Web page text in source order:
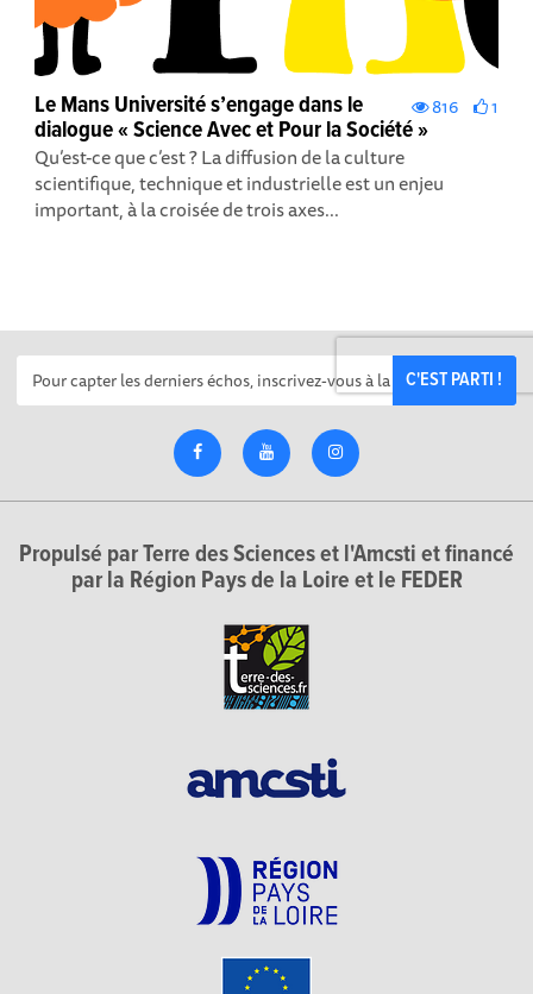
816 1
Le Mans Université s’engage dans le
dialogue « Science Avec et Pour la Société »
Qu’est-ce que c’est ? La diffusion de la culture
scientifique, technique et industrielle est un enjeu
important, à la croisée de trois axes...
C'EST PARTI !
Propulsé par Terre des Sciences et l'Amcsti et financé
par la Région Pays de la Loire et le FEDER